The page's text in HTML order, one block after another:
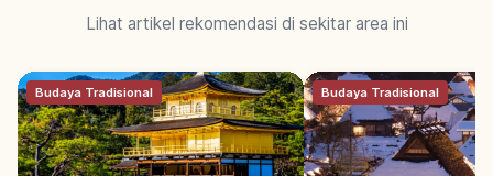
Lihat artikel rekomendasi di sekitar area ini
Budaya Tradisional Budaya Tradisional